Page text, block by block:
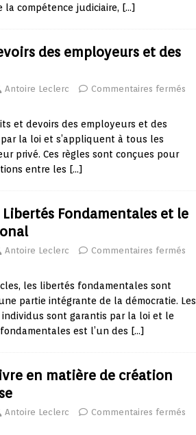
compétence judiciaire, […]
des employeurs et des
Antoire Leclerc Commentaires fermés
et devoirs des employeurs et des
la loi et s’appliquent à tous les
privé. Ces règles sont conçues pour
entre les […]
Libertés Fondamentales et le
Antoire Leclerc Commentaires fermés
les libertés fondamentales sont
partie intégrante de la démocratie. Les
sont garantis par la loi et le
est l’un des […]
en matière de création
Antoire Leclerc Commentaires fermés